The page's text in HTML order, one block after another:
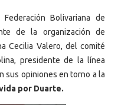
Bolivariana de
de la organización de
Cecilia Valero, del comité
presidente de la línea
sus opiniones en torno a la
por Duarte.